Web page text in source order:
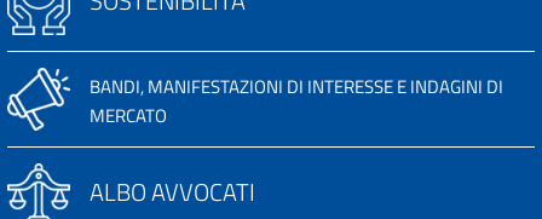
BANDI, MANIFESTAZIONI DI INTERESSE E INDAGINI DI
MERCATO
ALBO AVVOCATI